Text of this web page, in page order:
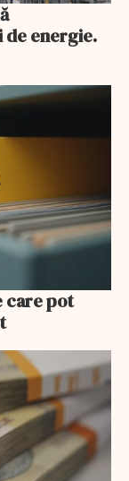
energie.
care pot